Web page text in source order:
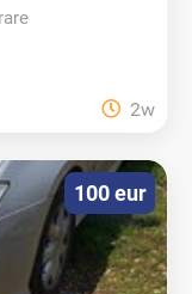
2w
100 eur